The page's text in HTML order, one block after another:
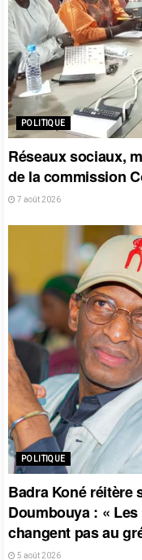
POLITIQUE
Réseaux sociaux,
de la commission
7 août 2026
POLITIQUE
Badra Koné réitère
Doumbouya : «
changent pas au
5 août 2026